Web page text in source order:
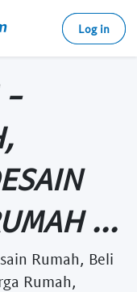
Log in
-
...
Rumah, Beli
Rumah,